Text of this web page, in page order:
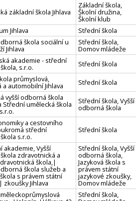
základní škola Jihlava
Základní škola,
Školní družina,
Školní klub
Jihlava
Střední škola
škola sociální u
Jihlava
Střední škola,
Domov mládeže
akademie - střední
s.r.o.
Střední škola
průmyslová,
a automobilní Jihlava
Střední škola
vyšší odborná škola
Střední umělecká škola Střední škola, Vyšší
odborná škola
a cestovního
střední
s.r.o.
Střední škola
akademie, Vyšší
zdravotnická a
škola,|
škola služeb a
s právem státní
zkoušky Jihlava
Střední škola, Vyšší
odborná škola,
Jazyková škola s
právem státní
jazykové zkoušky,
Domov mládeže
Střední škola,